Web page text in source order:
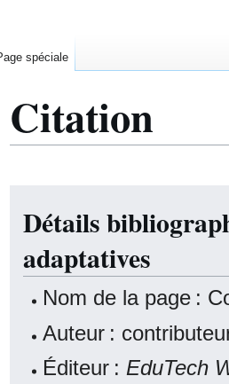
Citation
navigation
recherche
Détails
adaptatives
Nom de la page :
Auteur :
Éditeur : EduTech
spéciale